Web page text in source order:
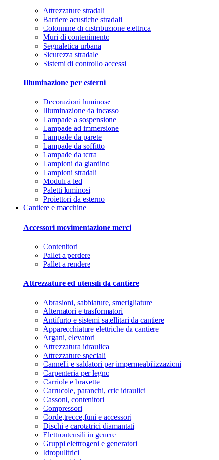
Attrezzature stradali
Barriere acustiche stradali
Colonnine di distribuzione elettrica
Muri di contenimento
Segnaletica urbana
Sicurezza stradale
Sistemi di controllo accessi
Illuminazione per esterni
Decorazioni luminose
Illuminazione da incasso
Lampade a sospensione
Lampade ad immersione
Lampade da parete
Lampade da soffitto
Lampade da terra
Lampioni da giardino
Lampioni stradali
Moduli a led
Paletti luminosi
Proiettori da esterno
Cantiere e macchine
Accessori movimentazione merci
Contenitori
Pallet a perdere
Pallet a rendere
Attrezzature ed utensili da cantiere
Abrasioni, sabbiature, smerigliature
Alternatori e trasformatori
Antifurto e sistemi satellitari da cantiere
Apparecchiature elettriche da cantiere
Argani, elevatori
Attrezzatura idraulica
Attrezzature speciali
Cannelli e saldatori per impermeabilizzazioni
Carpenteria per legno
Carriole e bravette
Carrucole, paranchi, cric idraulici
Cassoni, contenitori
Compressori
Corde,trecce,funi e accessori
Dischi e carotatrici diamantati
Elettroutensili in genere
Gruppi elettrogeni e generatori
Idropulitrici